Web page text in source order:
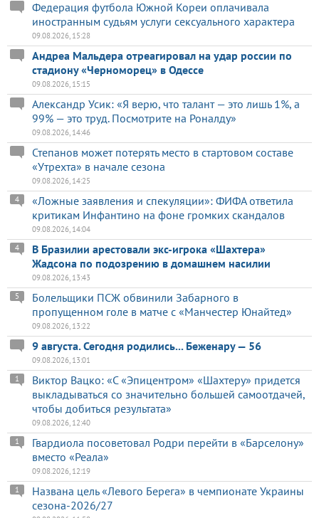
Федерация футбола Южной Кореи оплачивала
иностранным судьям услуги сексуального характера
09.08.2026, 15:28
Андреа Мальдера отреагировал на удар россии по
стадиону «Черноморец» в Одессе
09.08.2026, 15:15
Александр Усик: «Я верю, что талант — это лишь 1%, а
99% — это труд. Посмотрите на Роналду»
09.08.2026, 14:46
Степанов может потерять место в стартовом составе
«Утрехта» в начале сезона
09.08.2026, 14:25
«Ложные заявления и спекуляции»: ФИФА ответила
критикам Инфантино на фоне громких скандалов
4
09.08.2026, 14:04
В Бразилии арестовали экс-игрока «Шахтера»
Жадсона по подозрению в домашнем насилии
4
09.08.2026, 13:43
Болельщики ПСЖ обвинили Забарного в
пропущенном голе в матче с «Манчестер Юнайтед»
5
09.08.2026, 13:22
9 августа. Сегодня родились... Беженару — 56
09.08.2026, 13:01
Виктор Вацко: «С «Эпицентром» «Шахтеру» придется
выкладываться со значительно большей самоотдачей,
чтобы добиться результата»
1
09.08.2026, 12:40
Гвардиола посоветовал Родри перейти в «Барселону»
вместо «Реала»
1
09.08.2026, 12:19
Названа цель «Левого Берега» в чемпионате Украины
сезона-2026/27
1